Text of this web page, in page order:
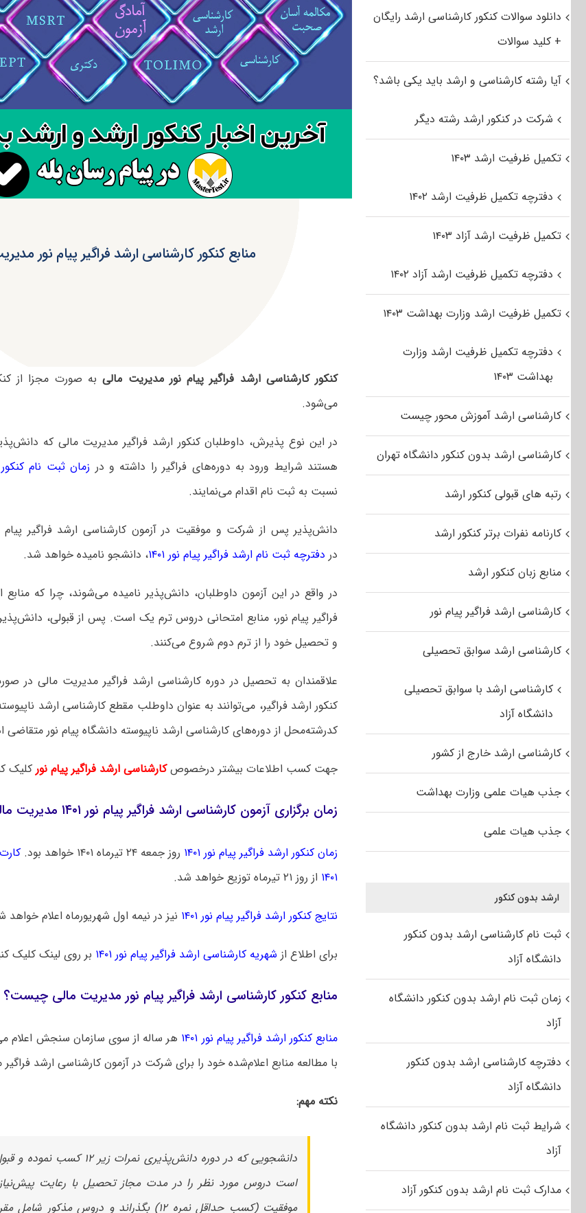
منابع کنکور کارشناسی ارشد فراگیر پیام نور
کنکور کارشناسی ارشد فراگیر پیام نور مدیریت مالیبه صورت مجزا از
می‌شود.
در این نوع پذیرش، داوطلبان کنکور ارشد فراگیر مدیریت مالی که
هستند شرایط ورود به دوره‌های فراگیر را داشته و در زمان ثبت نام کنکور
نسبت به ثبت نام اقدام می‌نمایند.
دانش‌پذیر پس از شرکت و موفقیت در آزمون کارشناسی ارشد فراگیر پیام
در دفترچه ثبت نام ارشد فراگیر پیام نور ۱۴۰۱ ، دانشجو نامیده خواهد شد.
در واقع در این آزمون داوطلبان، دانش‌پذیر نامیده می‌شوند، چرا که منابع
فراگیر پیام نور، منابع امتحانی دروس ترم یک است. پس از قبولی،
و تحصیل خود را از ترم دوم شروع می‌کنند.
علاقمندان به تحصیل در دوره کارشناسی ارشد فراگیر مدیریت مالی در
کدرشته‌محل از دوره‌های کارشناسی ارشد ناپیوسته دانشگاه پیام نور
جهت کسب اطلاعات بیشتر درخصوصکارشناسی ارشد فراگیر پیام نورکلیک
زمان برگزاری آزمون کارشناسی ارشد فراگیر پیام نور ۱۴۰۱ مدیریت مالی
زمان کنکور ارشد فراگیر پیام نور ۱۴۰۱ روز جمعه ۲۴ تیرماه ۱۴۰۱ خواهد بود.
۱۴۰۱ از روز ۲۱ تیرماه توزیع خواهد شد.
نتایج کنکور ارشد فراگیر پیام نور ۱۴۰۱ نیز در نیمه اول شهریورماه اعلام خواهد
برای اطلاع از شهریه کارشناسی ارشد فراگیر پیام نور ۱۴۰۱ بر روی لینک کلیک
منابع کنکور کارشناسی ارشد فراگیر پیام نور مدیریت مالی چیست؟
منابع کنکور ارشد فراگیر پیام نور ۱۴۰۱
هر ساله از سوی سازمان سنجش اعلام
با مطالعه منابع اعلام‌شده خود را برای شرکت در آزمون کارشناسی ارشد
نکته مهم:
دانشجویی که در دوره دانش‌پذیری نمرات
است دروس مورد نظر را در مدت مجاز تحصیل با رعایت
موفقیت (کسب حداقل نمره ۱۲) بگذراند و دروس
دانلود سوالات کنکور کارشناسی ارشد رایگان
+ کلید سوالات
آیا رشته کارشناسی و ارشد باید یکی باشد؟
شرکت در کنکور ارشد رشته دیگر
تکمیل ظرفیت ارشد ۱۴۰۳
دفترچه تکمیل ظرفیت ارشد ۱۴۰۲
تکمیل ظرفیت ارشد آزاد ۱۴۰۳
دفترچه تکمیل ظرفیت ارشد آزاد ۱۴۰۲
تکمیل ظرفیت ارشد وزارت بهداشت ۱۴۰۳
دفترچه تکمیل ظرفیت ارشد وزارت
بهداشت ۱۴۰۳
کارشناسی ارشد آموزش محور چیست
کارشناسی ارشد بدون کنکور دانشگاه تهران
رتبه های قبولی کنکور ارشد
کارنامه نفرات برتر کنکور ارشد
منابع زبان کنکور ارشد
کارشناسی ارشد فراگیر پیام نور
کارشناسی ارشد سوابق تحصیلی
کارشناسی ارشد با سوابق تحصیلی
دانشگاه آزاد
کارشناسی ارشد خارج از کشور
جذب هیات علمی وزارت بهداشت
جذب هیات علمی
ارشد بدون کنکور
ثبت نام کارشناسی ارشد بدون کنکور
دانشگاه آزاد
زمان ثبت نام ارشد بدون کنکور دانشگاه
آزاد
دفترچه کارشناسی ارشد بدون کنکور
دانشگاه آزاد
شرایط ثبت نام ارشد بدون کنکور دانشگاه
آزاد
مدارک ثبت نام ارشد بدون کنکور آزاد